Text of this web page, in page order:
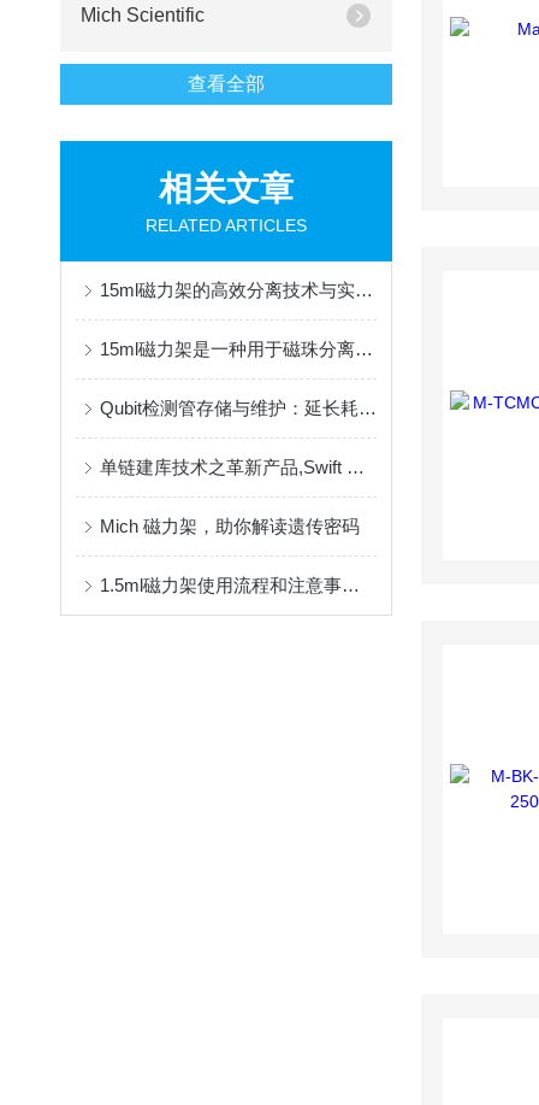
Mich Scientific
查看全部
相关文章
RELATED ARTICLES
15ml磁力架的高效分离技术与实验室应用
15ml磁力架是一种用于磁珠分离的实验工具
Qubit检测管存储与维护：延长耗材寿命的关键措施
单链建库技术之革新产品,Swift RNA建库试剂盒
Mich 磁力架，助你解读遗传密码
1.5ml磁力架使用流程和注意事项，快点进来看